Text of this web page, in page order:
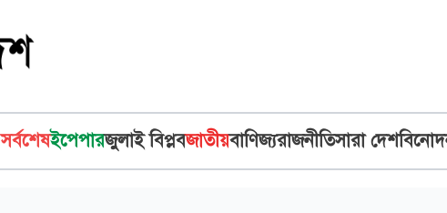
সর্বশেষইপেপারজুলাই বিপ্লবজাতীয়বাণিজ্যরাজনীতিসারা দেশ